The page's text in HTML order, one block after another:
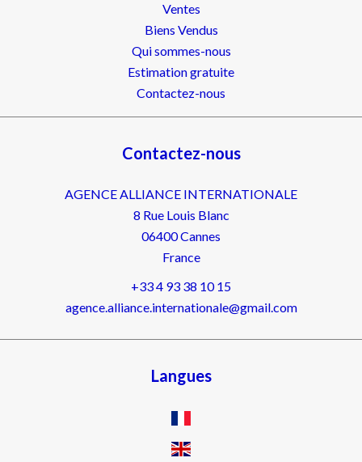
Ventes
Biens Vendus
Qui sommes-nous
Estimation gratuite
Contactez-nous
Contactez-nous
AGENCE ALLIANCE INTERNATIONALE
8 Rue Louis Blanc
06400Cannes
France
+33 4 93 38 10 15
agence.alliance.internationale@gmail.com
Langues